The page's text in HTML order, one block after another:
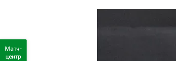
Матч-
центр